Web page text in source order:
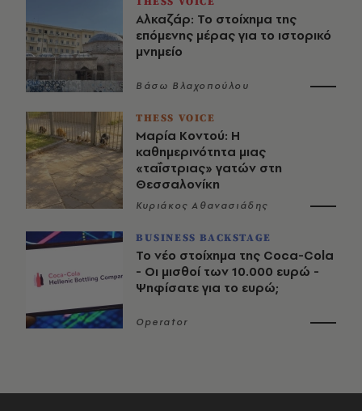
Αλκαζάρ: Το στοίχημα της
επόμενης μέρας για το ιστορικό
μνημείο
Βάσω Βλαχοπούλου
THESS VOICE
Μαρία Κοντού: Η
καθημερινότητα μιας
«ταΐστριας» γατών στη
Θεσσαλονίκη
Κυριάκος Αθανασιάδης
BUSINESS BACKSTAGE
Το νέο στοίχημα της Coca-Cola
- Οι μισθοί των 10.000 ευρώ -
Ψηφίσατε για το ευρώ;
Operator